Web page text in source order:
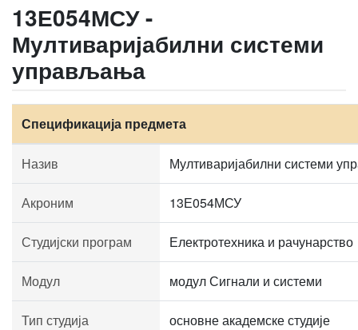
13Е054МСУ -
Мултиваријабилни системи
управљања
Спецификација предмета
Назив Мултиваријабилни системи
Акроним 13Е054МСУ
Студијски програм Електротехника и рачунарство
Модул модул Сигнали и системи
Тип студија основне академске студије